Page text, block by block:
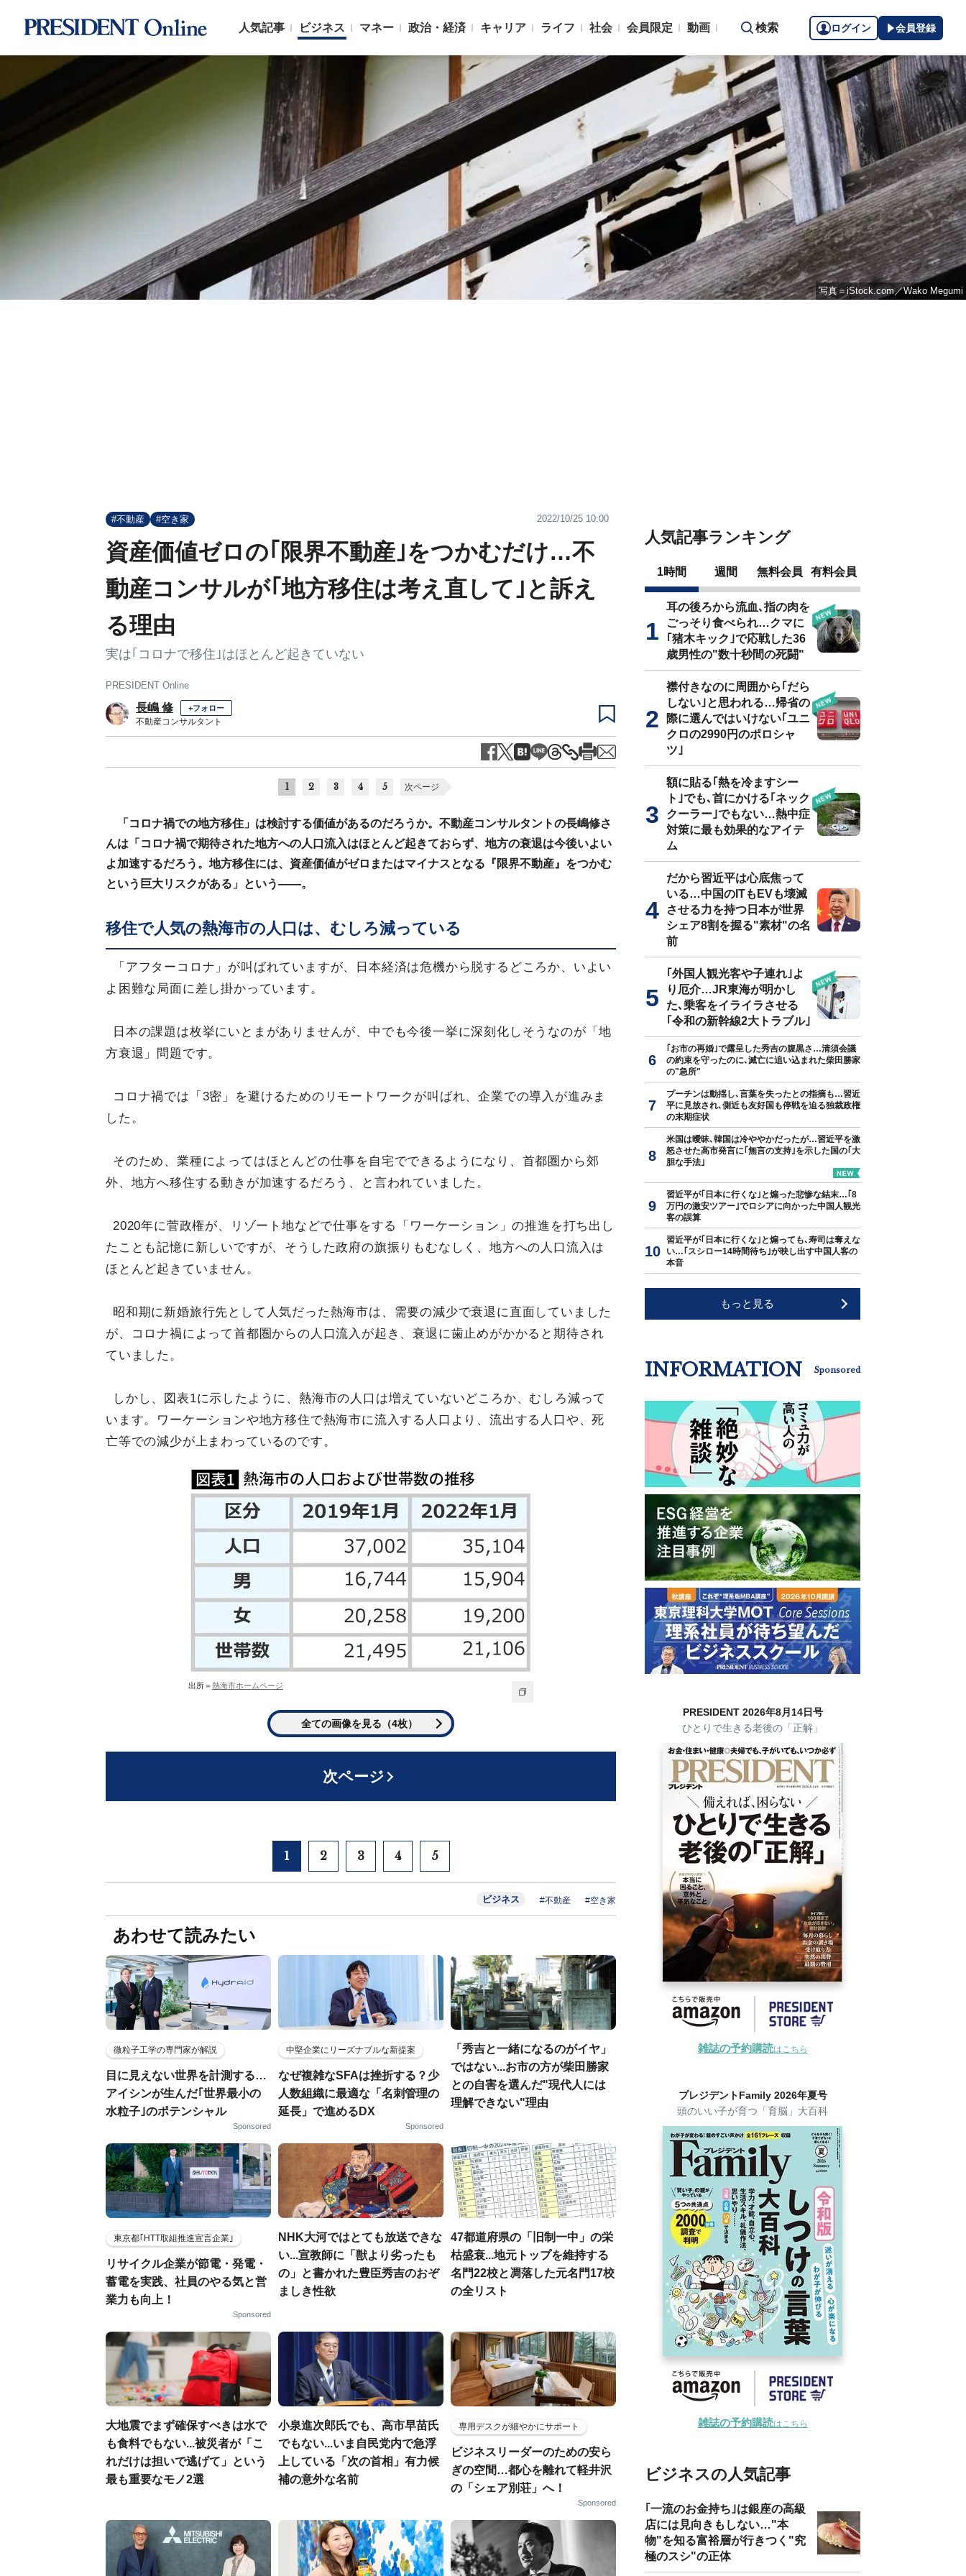
人気記事 ビジネス マネー 政治・経済 キャリア ライフ 社会 会員限定 動画 検索 ログイン 会員登録
写真＝iStock.com／Wako Megumi
#不動産 #空き家 2022/10/25 10:00
資産価値ゼロの｢限界不動産｣をつかむだけ…不
動産コンサルが｢地方移住は考え直して｣と訴え
る理由
実は｢コロナで移住｣はほとんど起きていない
PRESIDENT Online
長嶋 修 +フォロー
不動産コンサルタント
1 2 3 4 5 次ページ
「コロナ禍での地方移住」は検討する価値があるのだろうか。不動産コンサルタントの長嶋修さ
んは「コロナ禍で期待された地方への人口流入はほとんど起きておらず、地方の衰退は今後いよい
よ加速するだろう。地方移住には、資産価値がゼロまたはマイナスとなる『限界不動産』をつかむ
という巨大リスクがある」という――。
移住で人気の熱海市の人口は、むしろ減っている
「アフターコロナ」が叫ばれていますが、日本経済は危機から脱するどころか、いよい
よ困難な局面に差し掛かっています。
日本の課題は枚挙にいとまがありませんが、中でも今後一挙に深刻化しそうなのが「地
方衰退」問題です。
コロナ禍では「3密」を避けるためのリモートワークが叫ばれ、企業での導入が進みま
した。
そのため、業種によってはほとんどの仕事を自宅でできるようになり、首都圏から郊
外、地方へ移住する動きが加速するだろう、と言われていました。
2020年に菅政権が、リゾート地などで仕事をする「ワーケーション」の推進を打ち出し
たことも記憶に新しいですが、そうした政府の旗振りもむなしく、地方への人口流入は
ほとんど起きていません。
昭和期に新婚旅行先として人気だった熱海市は、需要の減少で衰退に直面していました
が、コロナ禍によって首都圏からの人口流入が起き、衰退に歯止めがかかると期待され
ていました。
しかし、図表1に示したように、熱海市の人口は増えていないどころか、むしろ減って
います。ワーケーションや地方移住で熱海市に流入する人口より、流出する人口や、死
亡等での減少が上まわっているのです。
出所＝熱海市ホームページ
全ての画像を見る（4枚）
次ページ
1 2 3 4 5
ビジネス #不動産 #空き家
あわせて読みたい
微粒子工学の専門家が解説
目に見えない世界を計測する…
アイシンが生んだ｢世界最小の
水粒子｣のポテンシャル
Sponsored
中堅企業にリーズナブルな新提案
なぜ複雑なSFAは挫折する？少
人数組織に最適な「名刺管理の
延長」で進めるDX
Sponsored
「秀吉と一緒になるのがイヤ」
ではない...お市の方が柴田勝家
との自害を選んだ"現代人には
理解できない"理由
東京都｢HTT取組推進宣言企業｣
リサイクル企業が節電・発電・
蓄電を実践、社員のやる気と営
業力も向上！
Sponsored
NHK大河ではとても放送できな
い...宣教師に「獣より劣ったも
の」と書かれた豊臣秀吉のおぞ
ましき性欲
47都道府県の「旧制一中」の栄
枯盛衰...地元トップを維持する
名門22校と凋落した元名門17校
の全リスト
大地震でまず確保すべきは水で
も食料でもない...被災者が「こ
れだけは担いで逃げて」という
最も重要なモノ2選
小泉進次郎氏でも、高市早苗氏
でもない...いま自民党内で急浮
上している「次の首相」有力候
補の意外な名前
専用デスクが細やかにサポート
ビジネスリーダーのための安ら
ぎの空間…都心を離れて軽井沢
の「シェア別荘」へ！
Sponsored
人気記事ランキング
1時間 週間 無料会員 有料会員
耳の後ろから流血､指の肉を
ごっそり食べられ…クマに
｢猪木キック｣で応戦した36
歳男性の"数十秒間の死闘"
襟付きなのに周囲から｢だら
しない｣と思われる…帰省の
際に選んではいけない｢ユニ
クロの2990円のポロシャ
ツ｣
額に貼る｢熱を冷ますシー
ト｣でも､首にかける｢ネック
クーラー｣でもない…熱中症
対策に最も効果的なアイテ
ム
だから習近平は心底焦って
いる…中国のITもEVも壊滅
させる力を持つ日本が世界
シェア8割を握る"素材"の名
前
｢外国人観光客や子連れ｣よ
り厄介…JR東海が明かし
た､乗客をイライラさせる
｢令和の新幹線2大トラブル｣
｢お市の再婚｣で露呈した秀吉の腹黒さ…清須会議
の約束を守ったのに､滅亡に追い込まれた柴田勝家
の"急所"
プーチンは動揺し､言葉を失ったとの指摘も…習近
平に見放され､側近も友好国も停戦を迫る独裁政権
の末期症状
米国は曖昧､韓国は冷ややかだったが…習近平を激
怒させた高市発言に｢無言の支持｣を示した国の｢大
胆な手法｣
習近平が｢日本に行くな｣と煽った悲惨な結末…｢8
万円の激安ツアー｣でロシアに向かった中国人観光
客の誤算
習近平が｢日本に行くな｣と煽っても､寿司は奪えな
い…｢スシロー14時間待ち｣が映し出す中国人客の
本音
もっと見る
INFORMATION Sponsored
PRESIDENT 2026年8月14日号
ひとりで生きる老後の「正解」
雑誌の予約購読はこちら
プレジデントFamily 2026年夏号
頭のいい子が育つ「育脳」大百科
雑誌の予約購読はこちら
ビジネスの人気記事
｢一流のお金持ち｣は銀座の高級
店には見向きもしない…"本
物"を知る富裕層が行きつく"究
極のスシ"の正体